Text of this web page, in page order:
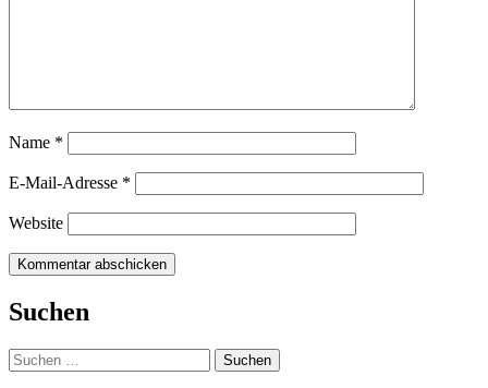
Name *
E-Mail-Adresse *
Website
Suchen
Suchen
nach: